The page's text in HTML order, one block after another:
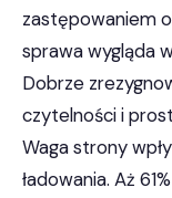
zastępowaniem
sprawa wygląda
Dobrze
czytelności i
Waga strony
ładowania. Aż